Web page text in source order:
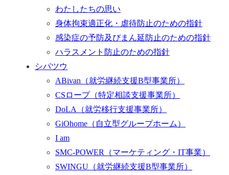
わたしたちの思い
身体拘束適正化・虐待防止のための指針
感染症の予防及びまん延防止のための指針
ハラスメント防止のための指針
シパツウ
ABivan （就労継続支援B型事業所）
CSロープ （特定相談支援事業所）
DoLA （就労移行支援事業所）
GiOhome （自立型グループホーム）
I am
SMC-POWER （マーケティング・IT事業）
SWINGU （就労継続支援B型事業所）